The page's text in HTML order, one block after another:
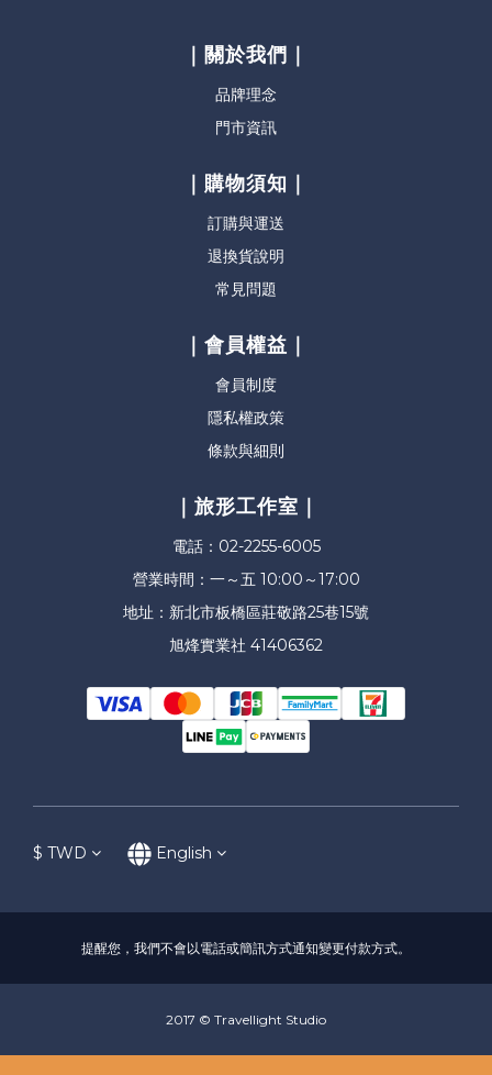
｜關於我們｜
品牌理念
門市資訊
｜購物須知｜
訂購與運送
退換貨說明
常見問題
｜會員權益｜
會員制度
隱私權政策
條款與細則
｜旅形工作室｜
電話：02-2255-6005
營業時間：一～五 10:00～17:00
地址：新北市板橋區莊敬路25巷15號
旭烽實業社 41406362
$ TWD English
提醒您，我們不會以電話或簡訊方式通知變更付款方式。
2017 © Travellight Studio